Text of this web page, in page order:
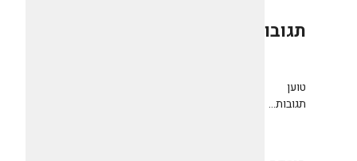
תגובות
טוען
תגובות...